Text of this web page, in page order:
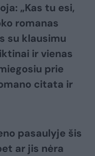
„Kas tu esi,
romanas
su klausimu
ir vienas
prie
citata ir
pasaulyje šis
ar jis nėra